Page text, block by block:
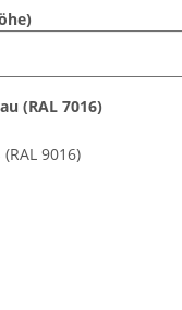
(RAL 7016)